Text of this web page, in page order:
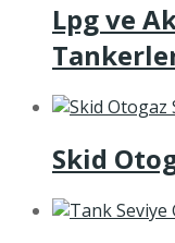
Lpg ve
Skid